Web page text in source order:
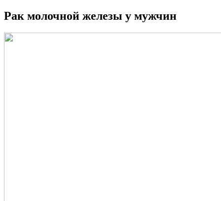
Рак молочной железы у мужчин